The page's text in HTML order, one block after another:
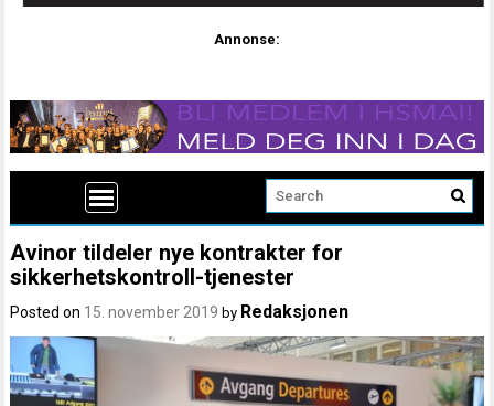
Annonse:
Avinor tildeler nye kontrakter for
sikkerhetskontroll-tjenester
Posted on 15. november 2019 by Redaksjonen